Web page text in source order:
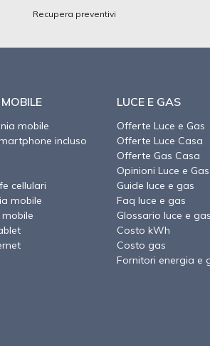
Recupera preventivi
mobile
incluso
cellulari
mobile
LUCE E GAS
Offerte Luce e Gas
Offerte Luce Casa
Offerte Gas Casa
Opinioni Luce e Gas
Guide luce e gas
Faq luce e gas
Glossario luce e gas
Costo kWh
Costo gas
Fornitori energia e